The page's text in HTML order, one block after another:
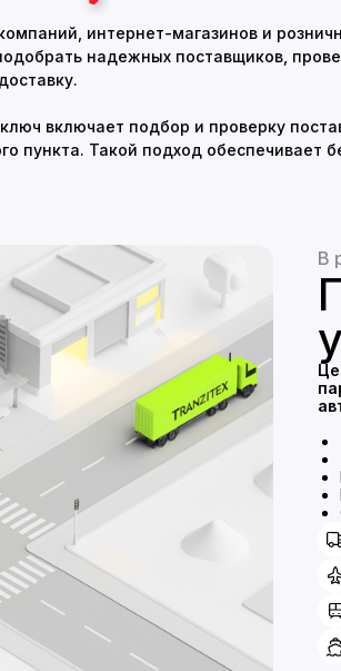
интернет-магазинов и
надежных поставщиков,
включает подбор и проверку
пункта. Такой подход
В